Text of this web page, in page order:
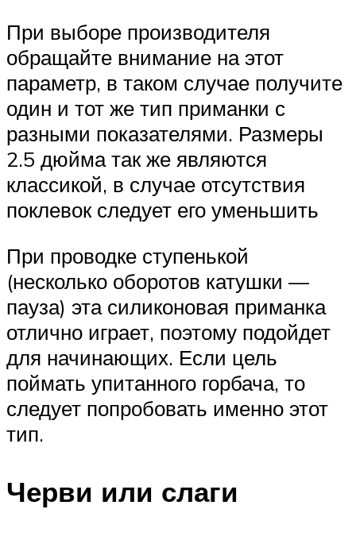
При выборе производителя
обращайте внимание на этот
параметр, в таком случае получите
один и тот же тип приманки с
разными показателями. Размеры
2.5 дюйма так же являются
классикой, в случае отсутствия
поклевок следует его уменьшить
При проводке ступенькой
(несколько оборотов катушки —
пауза) эта силиконовая приманка
отлично играет, поэтому подойдет
для начинающих. Если цель
поймать упитанного горбача, то
следует попробовать именно этот
тип.
Черви или слаги